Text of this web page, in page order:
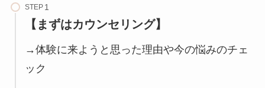
STEP
【まずはカウンセリング】
→体験に来ようと思った理由や今の悩みのチェ
ック